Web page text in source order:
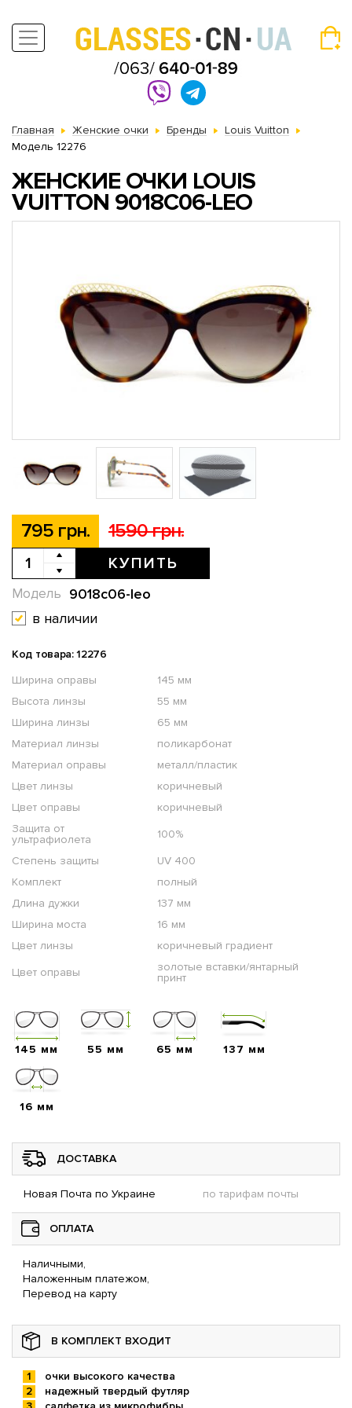
Главная Женские очки Бренды
Louis Vuitton
Модель 12276
ЖЕНСКИЕ ОЧКИ LOUIS
VUITTON 9018C06-LEO
795 грн. 1590 грн.
КУПИТЬ
9018c06-leo
Модель
в наличии
Код товара: 12276
Ширина оправы
145 мм
Высота линзы
55 мм
Ширина линзы
65 мм
Материал линзы
поликарбонат
Материал оправы
металл/пластик
Цвет линзы
коричневый
Цвет оправы
коричневый
Защита от
ультрафиолета
100%
Степень защиты
UV 400
Комплект
полный
Длина дужки
137 мм
Ширина моста
16 мм
Цвет линзы
коричневый градиент
Цвет оправы
золотые вставки/янтарный
принт
145 мм 55 мм 65 мм 137 мм
16 мм
ДОСТАВКА
Новая Почта по Украине по тарифам почты
ОПЛАТА
Наличными,
Наложенным платежом,
Перевод на карту
В КОМПЛЕКТ ВХОДИТ
очки высокого качества
надежный твердый футляр